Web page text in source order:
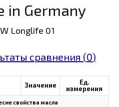
in Germany
Longlife 01
сравнения (0)
Значение
Ед.
измерения
свойства масла